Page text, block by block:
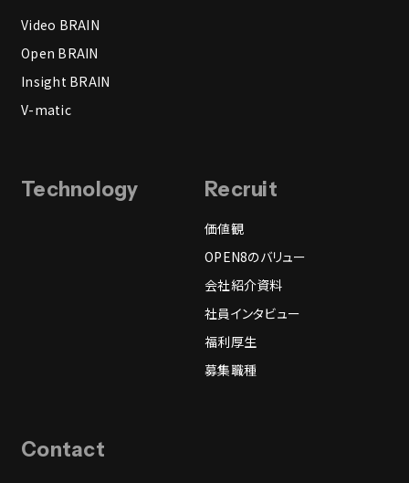
Video BRAIN
Open BRAIN
Insight BRAIN
V-matic
Technology Recruit
価値観
OPEN8のバリュー
会社紹介資料
社員インタビュー
福利厚生
募集職種
Contact